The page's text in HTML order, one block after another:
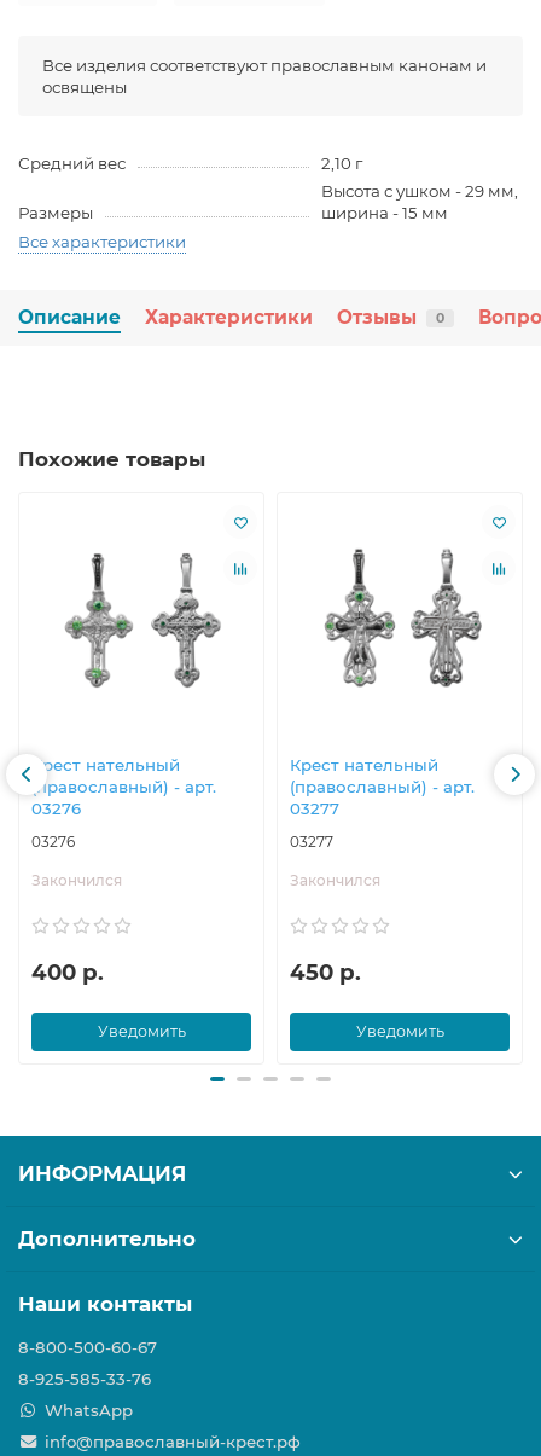
Все изделия соответствуют православным канонам и
освящены
Средний вес 2,10 г
Размеры
Высота с ушком - 29 мм,
ширина - 15 мм
Все характеристики
Описание Характеристики Отзывы 0
Похожие товары
Крест нательный
(православный) - арт.
03276
03276
Закончился
400 р.
Уведомить
Крест нательный
(православный) - арт.
03277
03277
Закончился
450 р.
Уведомить
ИНФОРМАЦИЯ
Дополнительно
Наши контакты
8-800-500-60-67
8-925-585-33-76
WhatsApp
info@православный-крест.рф